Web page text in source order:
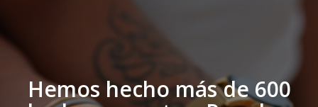
Hemos hecho más de 600